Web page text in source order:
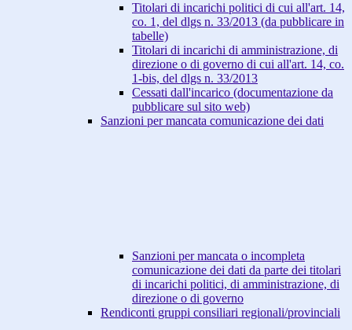
Titolari di incarichi politici di cui all'art. 14,
co. 1, del dlgs n. 33/2013 (da pubblicare in
tabelle)
Titolari di incarichi di amministrazione, di
direzione o di governo di cui all'art. 14, co.
1-bis, del dlgs n. 33/2013
Cessati dall'incarico (documentazione da
pubblicare sul sito web)
Sanzioni per mancata comunicazione dei dati
Sanzioni per mancata o incompleta
comunicazione dei dati da parte dei titolari
di incarichi politici, di amministrazione, di
direzione o di governo
Rendiconti gruppi consiliari regionali/provinciali